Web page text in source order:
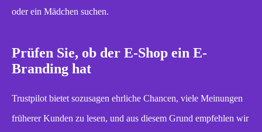
oder ein Mädchen suchen.
Prüfen Sie, ob der E-Shop ein E-
Branding hat
Trustpilot bietet sozusagen ehrliche Chancen, viele Meinungen
früherer Kunden zu lesen, und aus diesem Grund empfehlen wir